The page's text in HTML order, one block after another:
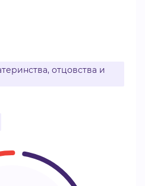
отцовства и